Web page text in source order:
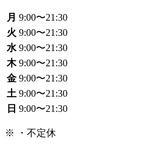
月 9:00〜21:30
火 9:00〜21:30
水 9:00〜21:30
木 9:00〜21:30
金 9:00〜21:30
土 9:00〜21:30
日 9:00〜21:30
※ ・不定休